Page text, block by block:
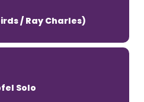
/ Ray Charles)
Solo